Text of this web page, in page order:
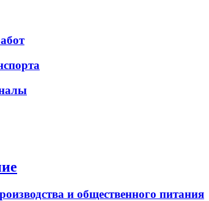
и общественного питания